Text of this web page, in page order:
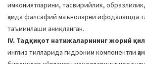
имкониятларини, тасвирийлик,
ҳамда фалсафий маъноларни ифодалашда
таъминлаши аниқланган.
IV. Тадқиқот натижаларининг жорий
инглиз тилларида гидроним компонентли